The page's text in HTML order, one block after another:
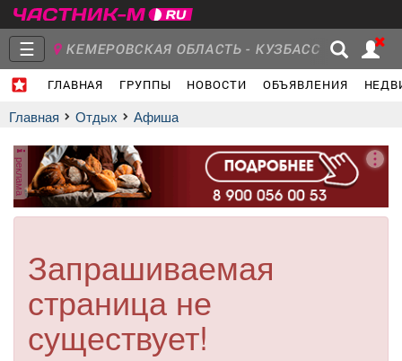
☰ КЕМЕРОВСКАЯ ОБЛАСТЬ - КУЗБАСС
ГЛАВНАЯ ГРУППЫ НОВОСТИ ОБЪЯВЛЕНИЯ
Главная
Группы
Объявления Недвижимость Услуги
Работа Транспорт
Главная Отдых афиша
реклама
Запрашиваемая
страница не
существует!